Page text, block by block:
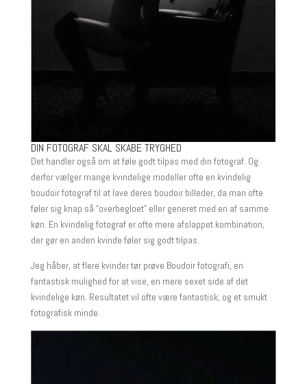
DIN FOTOGRAF SKAL SKABE TRYGHED
Det handler også om at føle godt tilpas med din fotograf. Og
derfor vælger mange kvindelige modeller ofte en kvindelig
boudoir fotograf til at lave deres boudoir billeder, da man ofte
føler sig knap så “overbegloet” eller generet med en af samme
køn. En kvindelig fotograf er ofte mere afslappet kombination,
der gør en anden kvinde føler sig godt tilpas.
Jeg håber, at flere kvinder tør prøve Boudoir fotografi, en
fantastisk mulighed for at vise, en mere sexet side af det
kvindelige køn. Resultatet vil ofte være fantastisk, og et smukt
fotografisk minde.